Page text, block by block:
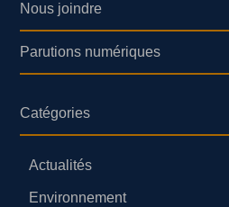
Nous joindre
Parutions numériques
Catégories
Actualités
Environnement